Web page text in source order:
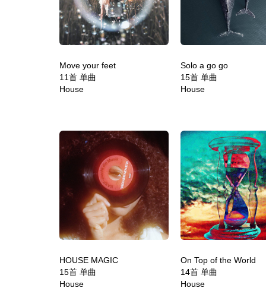
Move your feet
11首 单曲
House
Solo a go go
15首 单曲
House
HOUSE MAGIC
15首 单曲
House
On Top of the World
14首 单曲
House